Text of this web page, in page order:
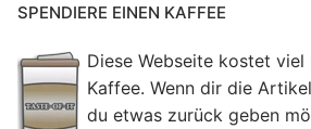
SPENDIERE EINEN KAFFEE
Diese Webseite kostet viel
Kaffee. Wenn dir die
du etwas zurück geben